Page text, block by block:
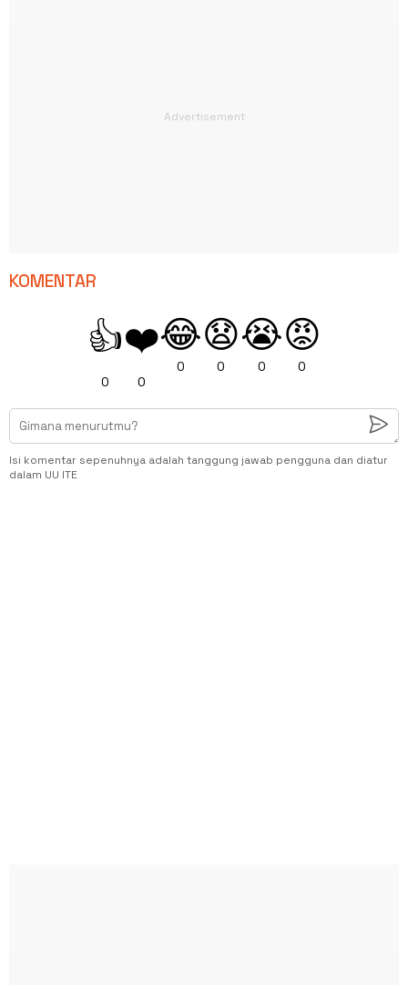
KOMENTAR
👍
0
❤️
0
😂
0
😧
0
😭
0
😡
0
Isi komentar sepenuhnya adalah tanggung jawab pengguna dan diatur
dalam UU ITE